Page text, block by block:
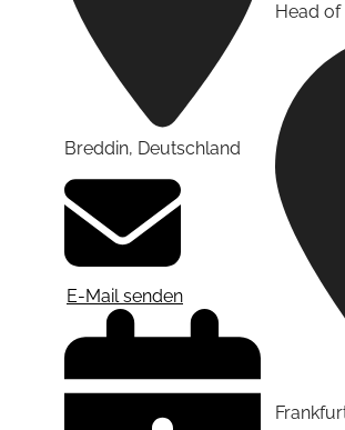
Breddin, Deutschland
E-Mail senden
Head